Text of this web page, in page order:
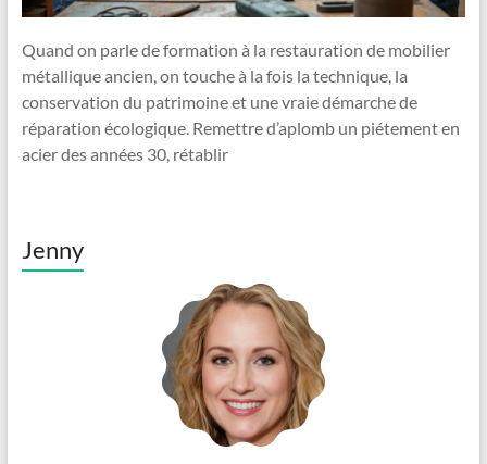
Quand on parle de formation à la restauration de mobilier
métallique ancien, on touche à la fois la technique, la
conservation du patrimoine et une vraie démarche de
réparation écologique. Remettre d’aplomb un piétement en
acier des années 30, rétablir
Jenny